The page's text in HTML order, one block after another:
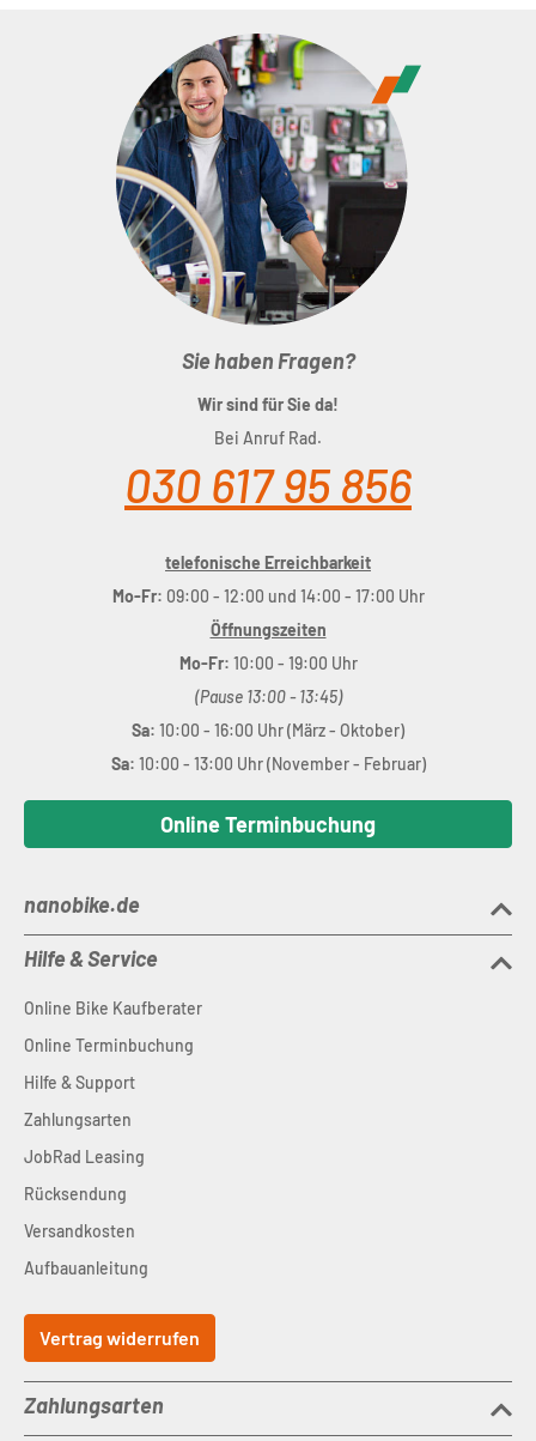
Sie haben Fragen?
Wir sind für Sie da!
Bei Anruf Rad.
030 617 95 856
telefonische Erreichbarkeit
Mo-Fr: 09:00 - 12:00 und 14:00 - 17:00 Uhr
Öffnungszeiten
Mo-Fr: 10:00 - 19:00 Uhr
(Pause 13:00 - 13:45)
Sa: 10:00 - 16:00 Uhr (März - Oktober)
Sa: 10:00 - 13:00 Uhr (November - Februar)
Online Terminbuchung
nanobike.de
Hilfe & Service
Online Bike Kaufberater
Online Terminbuchung
Hilfe & Support
Zahlungsarten
JobRad Leasing
Rücksendung
Versandkosten
Aufbauanleitung
Vertrag widerrufen
Zahlungsarten